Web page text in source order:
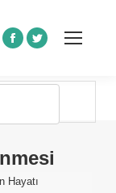
Facebook
Twitter
Hayatı